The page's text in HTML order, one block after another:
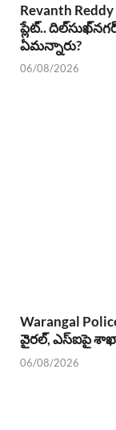
Revanth
ప్లేట్..
ఏమన్నారు?
06/08/2026
Warangal
వైరల్, ఎస్‌ఐపై
06/08/2026